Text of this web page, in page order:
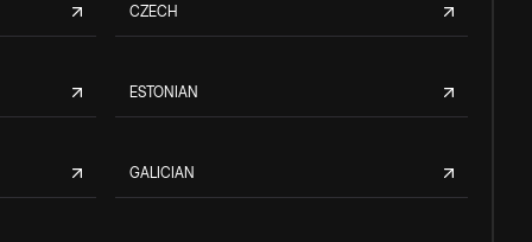
CZECH
ESTONIAN
GALICIAN